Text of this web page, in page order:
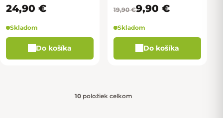
24,90 €
Skladom
Do košíka
19,90 €9,90 €
Skladom
Do košíka
10 položiek celkom